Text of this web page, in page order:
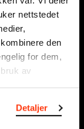
nettstedet
den
for dem,
av
Detaljer